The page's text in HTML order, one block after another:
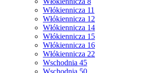
Włókiennicza 11
Włókiennicza 12
Włókiennicza 14
Włókiennicza 15
Włókiennicza 16
Włókiennicza 22
Wschodnia 45
Wschodnia 50